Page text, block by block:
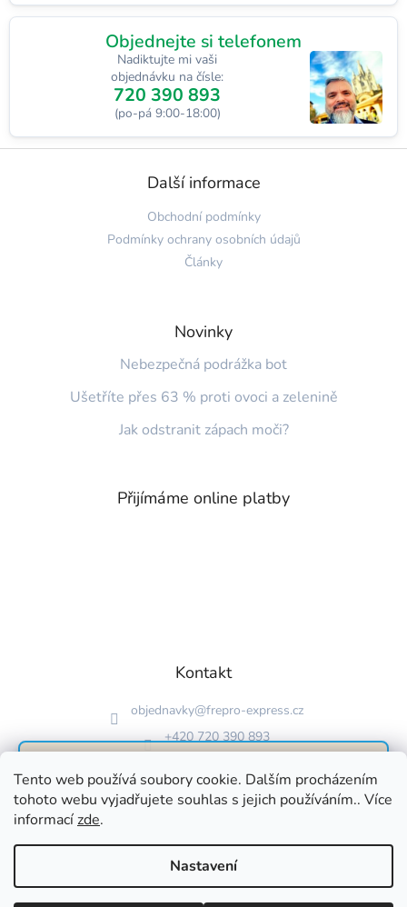
Tento web používá soubory cookie. Dalším procházením
tohoto webu vyjadřujete souhlas s jejich používáním.. Více
informacízde.
Nastavení
Neuvěřitelná 30denní
100% garance
spokojenosti
otázek vrátíme peníze zpět. Zboží nám zpět
Objednejte si telefonem
Nadiktujte mi vaši
objednávku na čísle:
720 390 893
(po-pá 9:00-18:00)
Z
Další informace
Obchodní podmínky
Podmínky ochrany osobních údajů
Články
Novinky
Nebezpečná podrážka bot
Ušetříte přes 63 % proti ovoci a zelenině
Jak odstranit zápach moči?
Přijímáme online platby
Kontakt
objednavky@frepro-express.cz
+420 720 390 893
Vytvořil Shoptet